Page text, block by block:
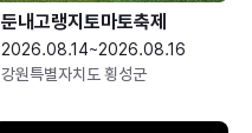
둔내고랭지토마토축제
2026.08.14~2026.08.16
강원특별자치도 횡성군